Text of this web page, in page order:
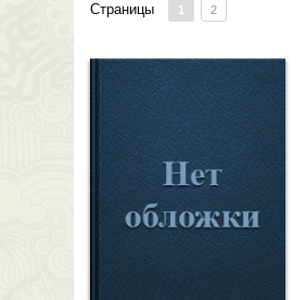
Страницы 1 2